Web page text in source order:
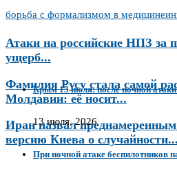
борьба с формализмом в медицине
Атаки на российские НПЗ за
ущерб...
Фамилия Русу стала самой
Молдавии: её носит...
Иран назвал
версию Киева о случайности...
Крым 13 июля: после ночной
13 июля, 2026
При ночной атаке беспилотников